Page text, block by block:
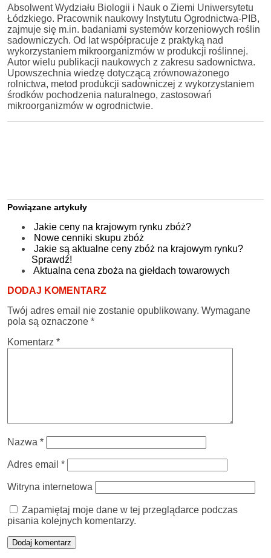
Absolwent Wydziału Biologii i Nauk o Ziemi Uniwersytetu
Łódzkiego. Pracownik naukowy Instytutu Ogrodnictwa-PIB,
zajmuje się m.in. badaniami systemów korzeniowych roślin
sadowniczych. Od lat współpracuje z praktyką nad
wykorzystaniem mikroorganizmów w produkcji roślinnej.
Autor wielu publikacji naukowych z zakresu sadownictwa.
Upowszechnia wiedzę dotyczącą zrównoważonego
rolnictwa, metod produkcji sadowniczej z wykorzystaniem
środków pochodzenia naturalnego, zastosowań
mikroorganizmów w ogrodnictwie.
Powiązane artykuły
Jakie ceny na krajowym rynku zbóż?
Nowe cenniki skupu zbóż
Jakie są aktualne ceny zbóż na krajowym rynku?
Sprawdź!
Aktualna cena zboża na giełdach towarowych
DODAJ KOMENTARZ
Twój adres email nie zostanie opublikowany. Wymagane
pola są oznaczone *
Komentarz *
Nazwa *
Adres email *
Witryna internetowa
Zapamiętaj moje dane w tej przeglądarce podczas
pisania kolejnych komentarzy.